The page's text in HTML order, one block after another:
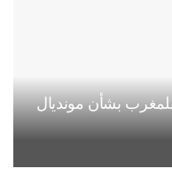
للمغرب بشأن مونديال